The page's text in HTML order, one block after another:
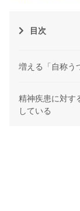
目次
増える「自称う
精神疾患に対す
している